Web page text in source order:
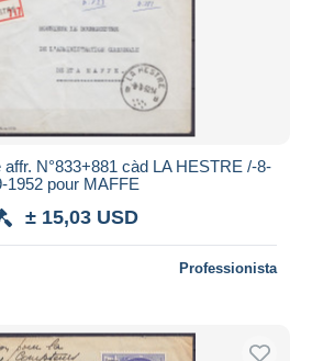
N°833+881 càd LA HESTRE /-8-
1952 pour MAFFE
± 15,03 USD
Professionista